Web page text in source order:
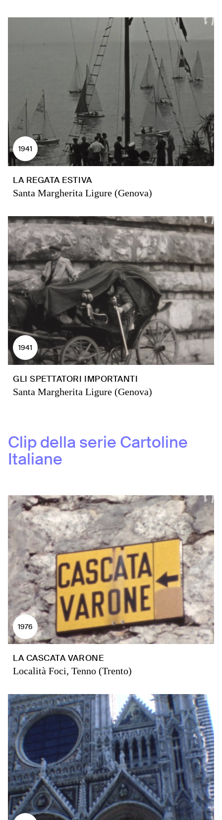
1941
LA REGATA ESTIVA
Santa Margherita Ligure (Genova)
1941
GLI SPETTATORI IMPORTANTI
Santa Margherita Ligure (Genova)
Clip della serie Cartoline
Italiane
1976
LA CASCATA VARONE
Località Foci, Tenno (Trento)